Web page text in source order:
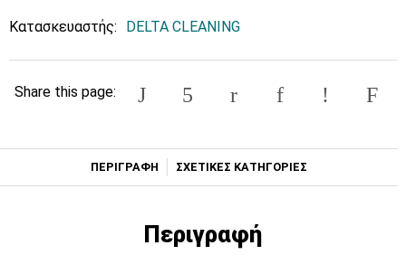
Κατασκευαστής: DELTA CLEANING
Share this page:
ΠΕΡΙΓΡΑΦΗ ΣΧΕΤΙΚΕΣ ΚΑΤΗΓΟΡΙΕΣ
Περιγραφή